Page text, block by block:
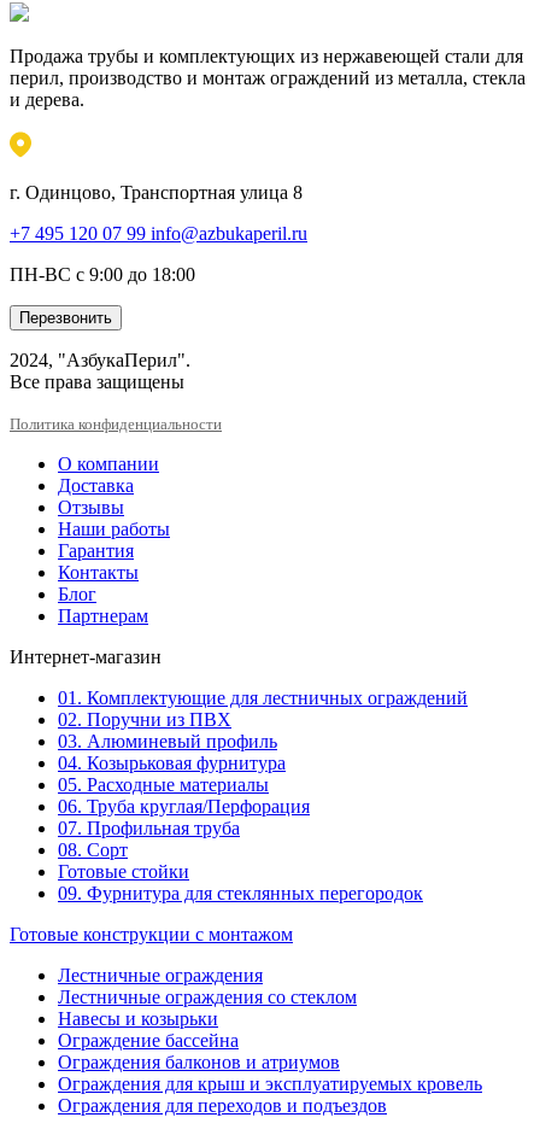
Продажа трубы и комплектующих из нержавеющей стали для
перил, производство и монтаж ограждений из металла, стекла
и дерева.
г. Одинцово, Транспортная улица 8
+7 495 120 07 99 info@azbukaperil.ru
ПН-ВС с 9:00 до 18:00
Перезвонить
2024, "АзбукаПерил".
Все права защищены
Политика конфиденциальности
О компании
Доставка
Отзывы
Наши работы
Гарантия
Контакты
Блог
Партнерам
Интернет-магазин
01. Комплектующие для лестничных ограждений
02. Поручни из ПВХ
03. Алюминевый профиль
04. Козырьковая фурнитура
05. Расходные материалы
06. Труба круглая/Перфорация
07. Профильная труба
08. Сорт
Готовые стойки
09. Фурнитура для стеклянных перегородок
Готовые конструкции с монтажом
Лестничные ограждения
Лестничные ограждения со стеклом
Навесы и козырьки
Ограждение бассейна
Ограждения балконов и атриумов
Ограждения для крыш и эксплуатируемых кровель
Ограждения для переходов и подъездов